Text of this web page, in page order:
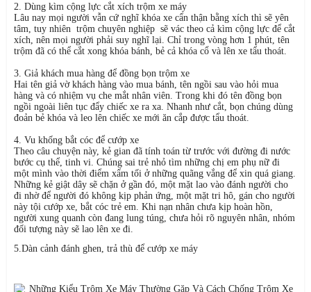
2. Dùng kìm cộng lực cắt xích trộm xe máy
Lâu nay mọi người vẫn cứ nghĩ khóa xe cẩn thận bằng xích thì sẽ yên
tâm, tuy nhiên trộm chuyên nghiệp sẽ vác theo cả kìm cộng lực để cắt
xích, nên mọi người phải suy nghĩ lại. Chỉ trong vòng hơn 1 phút, tên
trộm đã có thể cắt xong khóa bánh, bẻ cả khóa cổ và lên xe tẩu thoát.
3. Giả khách mua hàng để đồng bọn trộm xe
Hai tên giả vờ khách hàng vào mua bánh, tên ngồi sau vào hỏi mua
hàng và có nhiệm vụ che mắt nhân viên. Trong khi đó tên đồng bọn
ngồi ngoài liên tục đẩy chiếc xe ra xa. Nhanh như cắt, bọn chúng dùng
đoản bẻ khóa và leo lên chiếc xe mới ăn cắp được tẩu thoát.
4. Vu khống bắt cóc để cướp xe
Theo câu chuyện này, kẻ gian đã tính toán từ trước với đường đi nước
bước cụ thể, tinh vi. Chúng sai trẻ nhỏ tìm những chị em phụ nữ đi
một mình vào thời điểm xẩm tối ở những quãng vắng để xin quá giang.
Những kẻ giật dây sẽ chặn ở gần đó, một mặt lao vào đánh người cho
đi nhờ để người đó không kịp phản ứng, một mặt tri hô, gán cho người
này tội cướp xe, bắt cóc trẻ em. Khi nạn nhân chưa kịp hoàn hồn,
người xung quanh còn đang lung túng, chưa hỏi rõ nguyên nhân, nhóm
đối tượng này sẽ lao lên xe đi.
5.Dàn cảnh đánh ghen, trả thù để cướp xe máy